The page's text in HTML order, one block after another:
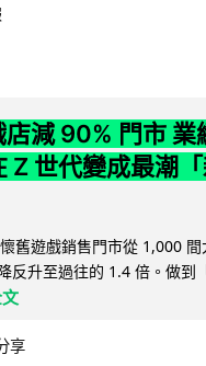
店減 90% 門市 業
Z 世代變成最潮
舊遊戲銷售門市從 1,000 間
反升至過往的 1.4 倍。做到
享